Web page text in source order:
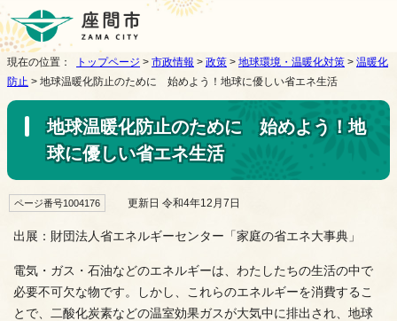
現在の位置： トップページ > 市政情報 > 政策 > 地球環境・温暖化対策 > 温暖化
防止 > 地球温暖化防止のために 始めよう！地球に優しい省エネ生活
地球温暖化防止のために 始めよう！地
球に優しい省エネ生活
ページ番号1004176 更新日 令和4年12月7日
出展：財団法人省エネルギーセンター「家庭の省エネ大事典」
電気・ガス・石油などのエネルギーは、わたしたちの生活の中で
必要不可欠な物です。しかし、これらのエネルギーを消費するこ
とで、二酸化炭素などの温室効果ガスが大気中に排出され、地球